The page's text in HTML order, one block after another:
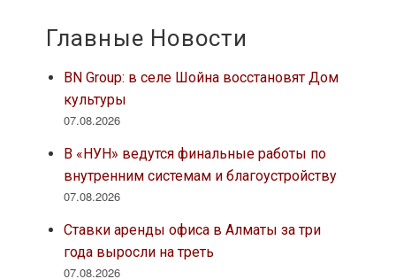
Главные Новости
BN Group: в селе Шойна восстановят Дом
культуры
07.08.2026
В «НУН» ведутся финальные работы по
внутренним системам и благоустройству
07.08.2026
Ставки аренды офиса в Алматы за три
года выросли на треть
07.08.2026